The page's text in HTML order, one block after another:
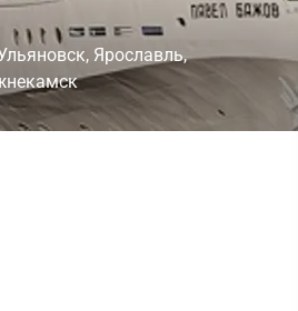
Ярославль